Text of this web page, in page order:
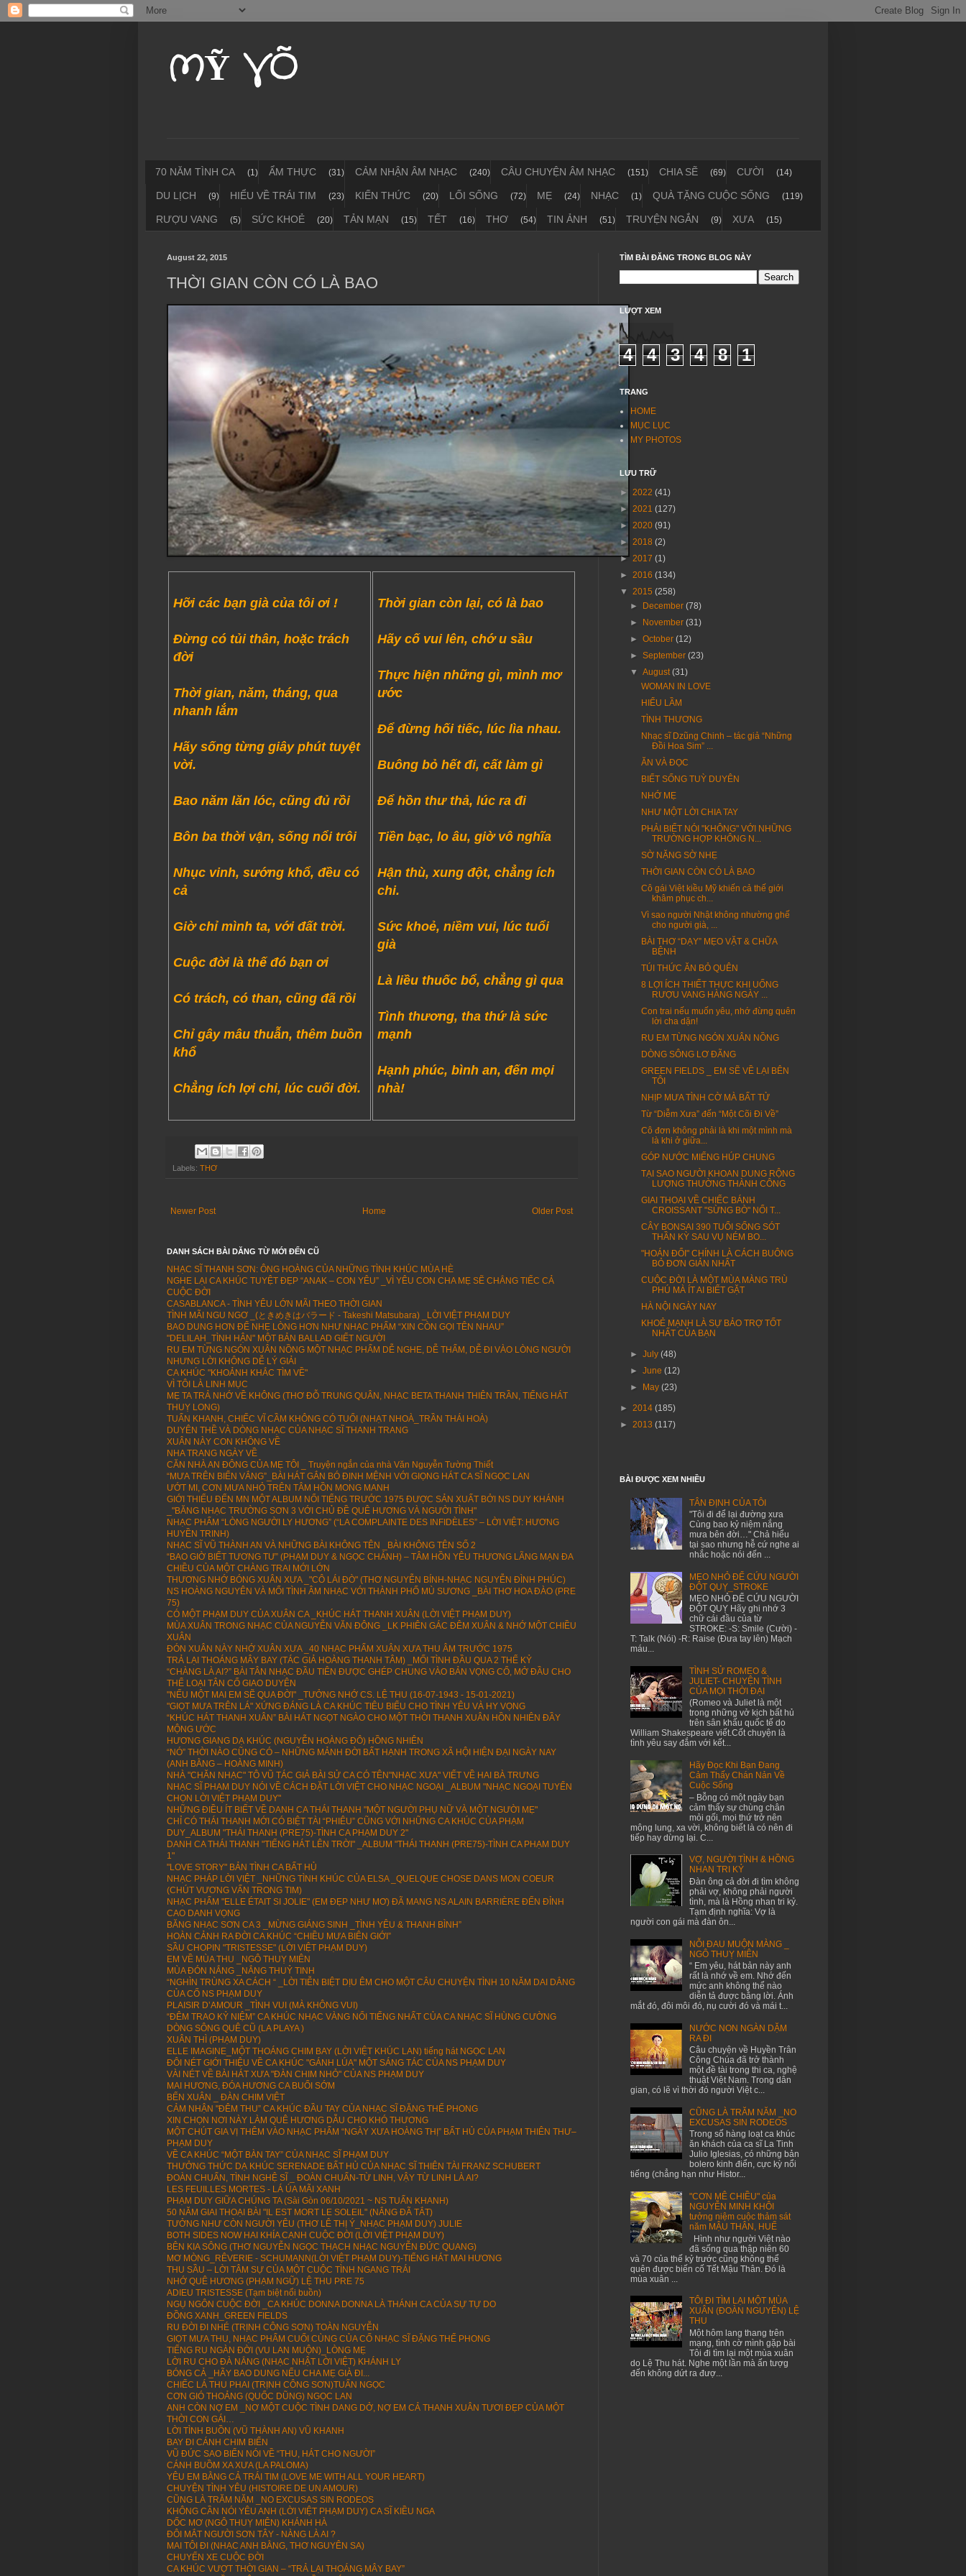
MỸ VÕ
70 NĂM TÌNH CA (1) ẨM THỰC (31) CẢM NHẬN ÂM NHẠC (240) CÂU CHUYỆN ÂM NHẠC (151) CHIA SẼ (69) CƯỜI (14)
DU LỊCH (9) HIỂU VỀ TRÁI TIM (23) KIẾN THỨC (20) LỐI SỐNG (72) MẸ (24) NHẠC (1) QUÀ TẶNG CUỘC SỐNG (119)
RƯỢU VANG (5) SỨC KHOẺ (20) TẢN MẠN (15) TẾT (16) THƠ (54) TIN ẢNH (51) TRUYỆN NGẮN (9) XƯA (15)
August 22, 2015
THỜI GIAN CÒN CÓ LÀ BAO
Hỡi các bạn già của tôi ơi !
Đừng có tủi thân, hoặc trách
đời
Thời gian, năm, tháng, qua
nhanh lắm
Hãy sống từng giây phút tuyệt
vời.
Bao năm lăn lóc, cũng đủ rồi
Bôn ba thời vận, sống nổi trôi
Nhục vinh, sướng khổ, đều có
cả
Giờ chỉ mình ta, với đất trời.
Cuộc đời là thế đó bạn ơi
Có trách, có than, cũng đã rồi
Chỉ gây mâu thuẫn, thêm buồn
khổ
Chẳng ích lợi chi, lúc cuối đời.
Thời gian còn lại, có là bao
Hãy cố vui lên, chớ u sầu
Thực hiện những gì, mình mơ
ước
Để đừng hối tiếc, lúc lìa nhau.
Buông bỏ hết đi, cất làm gì
Để hồn thư thả, lúc ra đi
Tiền bạc, lo âu, giờ vô nghĩa
Hận thù, xung đột, chẳng ích
chi.
Sức khoẻ, niềm vui, lúc tuổi
già
Là liều thuốc bổ, chẳng gì qua
Tình thương, tha thứ là sức
mạnh
Hạnh phúc, bình an, đến mọi
nhà!
Labels: THƠ
Newer Post Older Post
Home
DANH SÁCH BÀI DĂNG TỪ MỚI ĐẾN CŨ
NHẠC SĨ THANH SƠN: ÔNG HOÀNG CỦA NHỮNG TÌNH KHÚC MÙA HÈ
NGHE LẠI CA KHÚC TUYỆT ĐẸP “ANAK – CON YÊU” _VÌ YÊU CON CHA MẸ SẼ CHẲNG TIẾC CẢ
CUỘC ĐỜI
CASABLANCA - TÌNH YÊU LỚN MÃI THEO THỜI GIAN
TÌNH MÃI NGU NGƠ _(ときめきはバラード - Takeshi Matsubara) _LỜI VIỆT PHẠM DUY
BAO DUNG HƠN ĐỂ NHẸ LÒNG HƠN NHƯ NHẠC PHẨM “XIN CÒN GỌI TÊN NHAU”
"DELILAH_TÌNH HẬN" MỘT BẢN BALLAD GIẾT NGƯỜI
RU EM TỪNG NGÓN XUÂN NỒNG MỘT NHẠC PHẨM DỄ NGHE, DỄ THẤM, DỄ ĐI VÀO LÒNG NGƯỜI
NHƯNG LỜI KHÔNG DỄ LÝ GIẢI
CA KHÚC "KHOẢNH KHẮC TÌM VỀ"
VÌ TÔI LÀ LINH MỤC
MẸ TA TRẢ NHỚ VỀ KHÔNG (THƠ ĐỖ TRUNG QUÂN, NHẠC BETA THANH THIÊN TRẦN, TIẾNG HÁT
THUỴ LONG)
TUẤN KHANH, CHIẾC VĨ CẦM KHÔNG CÓ TUỔI (NHẠT NHOÀ_TRẦN THÁI HOÀ)
DUYÊN THỀ VÀ DÒNG NHẠC CỦA NHẠC SĨ THANH TRANG
XUÂN NÀY CON KHÔNG VỀ
NHA TRANG NGÀY VỀ
CĂN NHÀ AN ĐÔNG CỦA MẸ TÔI _ Truyện ngắn của nhà Văn Nguyễn Tường Thiết
“MƯA TRÊN BIỂN VẮNG”_BÀI HÁT GẮN BÓ ĐỊNH MỆNH VỚI GIỌNG HÁT CA SĨ NGỌC LAN
ƯỚT MI, CƠN MƯA NHỎ TRÊN TÂM HỒN MONG MANH
GIỚI THIẾU ĐẾN MN MỘT ALBUM NỔI TIẾNG TRƯỚC 1975 ĐƯỢC SẢN XUẤT BỞI NS DUY KHÁNH
_"BĂNG NHẠC TRƯỜNG SƠN 3 VỚI CHỦ ĐỀ QUÊ HƯƠNG VÀ NGƯỜI TÌNH"
NHẠC PHẨM “LÒNG NGƯỜI LY HƯƠNG” (“LA COMPLAINTE DES INFIDÈLES” – LỜI VIỆT: HƯƠNG
HUYỀN TRINH)
NHẠC SĨ VŨ THÀNH AN VÀ NHỮNG BÀI KHÔNG TÊN _BÀI KHÔNG TÊN SỐ 2
“BAO GIỜ BIẾT TƯƠNG TƯ” (PHẠM DUY & NGỌC CHÁNH) – TÂM HỒN YÊU THƯƠNG LÃNG MẠN ĐA
CHIỀU CỦA MỘT CHÀNG TRAI MỚI LỚN
THƯƠNG NHỚ BÓNG XUÂN XƯA _"CÔ LÁI ĐÒ" (THƠ NGUYỄN BÍNH-NHẠC NGUYỄN ĐÌNH PHÚC)
NS HOÀNG NGUYÊN VÀ MỐI TÌNH ÂM NHẠC VỚI THÀNH PHỐ MÙ SƯƠNG _BÀI THƠ HOA ĐÀO (PRE
75)
CÓ MỘT PHẠM DUY CỦA XUÂN CA _KHÚC HÁT THANH XUÂN (LỜI VIỆT PHẠM DUY)
MÙA XUÂN TRONG NHẠC CỦA NGUYỄN VĂN ĐÔNG _LK PHIÊN GÁC ĐÊM XUÂN & NHỚ MỘT CHIỀU
XUÂN
ĐÓN XUÂN NÀY NHỚ XUÂN XƯA _40 NHẠC PHẨM XUÂN XƯA THU ÂM TRƯỚC 1975
TRẢ LẠI THOÁNG MÂY BAY (TÁC GIẢ HOÀNG THANH TÂM) _MỐI TÌNH ĐẦU QUA 2 THẾ KỶ
“CHÀNG LÀ AI?” BÀI TÂN NHẠC ĐẦU TIÊN ĐƯỢC GHÉP CHUNG VÀO BẢN VỌNG CỔ, MỞ ĐẦU CHO
THỂ LOẠI TÂN CỔ GIAO DUYÊN
"NẾU MỘT MAI EM SẼ QUA ĐỜI" _TƯỞNG NHỚ CS. LỆ THU (16-07-1943 - 15-01-2021)
"GIỌT MƯA TRÊN LÁ" XỨNG ĐÁNG LÀ CA KHÚC TIÊU BIỂU CHO TÌNH YÊU VÀ HY VỌNG
“KHÚC HÁT THANH XUÂN” BÀI HÁT NGỌT NGÀO CHO MỘT THỜI THANH XUÂN HỒN NHIÊN ĐẦY
MỘNG ƯỚC
HƯƠNG GIANG DẠ KHÚC (NGUYỄN HOÀNG ĐÔ) HỒNG NHIÊN
“NÓ” THỜI NÀO CŨNG CÓ – NHỮNG MẢNH ĐỜI BẤT HẠNH TRONG XÃ HỘI HIỆN ĐẠI NGÀY NAY
(ANH BẰNG – HOÀNG MINH)
NHÀ "CHĂN NHẠC" TÔ VŨ TÁC GIẢ BÀI SỬ CA CÓ TÊN"NHẠC XƯA" VIẾT VỀ HAI BÀ TRƯNG
NHẠC SĨ PHẠM DUY NÓI VỀ CÁCH ĐẶT LỜI VIỆT CHO NHẠC NGOẠI _ALBUM "NHẠC NGOẠI TUYỂN
CHỌN LỜI VIỆT PHẠM DUY"
NHỮNG ĐIỀU ÍT BIẾT VỀ DANH CA THÁI THANH "MỘT NGƯỜI PHỤ NỮ VÀ MỘT NGƯỜI MẸ"
CHỈ CÓ THÁI THANH MỚI CÓ BIỆT TÀI “PHIÊU” CŨNG VỚI NHỮNG CA KHÚC CỦA PHẠM
DUY_ALBUM "THÁI THANH (PRE75)-TÌNH CA PHẠM DUY 2"
DANH CA THÁI THANH "TIẾNG HÁT LÊN TRỜI" _ALBUM "THÁI THANH (PRE75)-TÌNH CA PHẠM DUY
1"
"LOVE STORY" BẢN TÌNH CA BẤT HỦ
NHẠC PHÁP LỜI VIỆT _NHỮNG TÌNH KHÚC CỦA ELSA _QUELQUE CHOSE DANS MON COEUR
(CHÚT VƯƠNG VẤN TRONG TIM)
NHẠC PHẨM "ELLE ÉTAIT SI JOLIE" (EM ĐẸP NHƯ MƠ) ĐÃ MANG NS ALAIN BARRIÈRE ĐẾN ĐỈNH
CAO DANH VỌNG
BĂNG NHẠC SƠN CA 3 _MỪNG GIÁNG SINH _TÌNH YÊU & THANH BÌNH”
HOÀN CẢNH RA ĐỜI CA KHÚC “CHIỀU MƯA BIÊN GIỚI”
SẦU CHOPIN "TRISTESSE" (LỜI VIỆT PHẠM DUY)
EM VỀ MÙA THU _NGÔ THUỴ MIÊN
MÙA ĐÓN NẮNG _NẮNG THUỶ TINH
“NGHÌN TRÙNG XA CÁCH “ _LỜI TIỄN BIỆT DỊU ÊM CHO MỘT CÂU CHUYỆN TÌNH 10 NĂM DAI DẲNG
CỦA CỐ NS PHẠM DUY
PLAISIR D’AMOUR _TÌNH VUI (MÀ KHÔNG VUI)
“ĐÊM TRAO KỶ NIỆM” CA KHÚC NHẠC VÀNG NỔI TIẾNG NHẤT CỦA CA NHẠC SĨ HÙNG CƯỜNG
DÒNG SÔNG QUÊ CŨ (LA PLAYA )
XUÂN THÌ (PHẠM DUY)
ELLE IMAGINE_MỘT THOÁNG CHIM BAY (LỜI VIỆT KHÚC LAN) tiếng hát NGỌC LAN
ĐÔI NÉT GIỚI THIỆU VỀ CA KHÚC "GÁNH LÚA" MỘT SÁNG TÁC CỦA NS PHẠM DUY
VÀI NÉT VỀ BÀI HÁT XƯA "ĐÀN CHIM NHỎ" CỦA NS PHẠM DUY
MAI HƯƠNG, ĐÓA HƯƠNG CA BUỔI SỚM
BẾN XUÂN _ ĐÀN CHIM VIỆT
CẢM NHẬN "ĐÊM THU” CA KHÚC ĐẦU TAY CỦA NHẠC SĨ ĐẶNG THẾ PHONG
XIN CHỌN NƠI NÀY LÀM QUÊ HƯƠNG DẪU CHO KHÓ THƯƠNG
MỘT CHÚT GIA VỊ THÊM VÀO NHẠC PHẨM “NGÀY XƯA HOÀNG THỊ” BẤT HỦ CỦA PHẠM THIÊN THƯ–
PHẠM DUY
VỀ CA KHÚC “MỘT BÀN TAY” CỦA NHẠC SĨ PHẠM DUY
THƯỞNG THỨC DẠ KHÚC SERENADE BẤT HỦ CỦA NHẠC SĨ THIÊN TÀI FRANZ SCHUBERT
ĐOÀN CHUẨN, TÌNH NGHỆ SĨ _ ĐOÀN CHUẨN-TỪ LINH, VẬY TỪ LINH LÀ AI?
LES FEUILLES MORTES - LÁ ÚA MÃI XANH
PHẠM DUY GIỮA CHÚNG TA (Sài Gòn 06/10/2021 ~ NS TUẤN KHANH)
50 NĂM GIAI THOẠI BÀI "IL EST MORT LE SOLEIL" (NẮNG ĐÃ TẮT)
TƯỞNG NHƯ CÒN NGƯỜI YÊU (THƠ LÊ THỊ Ý_NHẠC PHẠM DUY) JULIE
BOTH SIDES NOW HAI KHÍA CẠNH CUỘC ĐỜI (LỜI VIỆT PHẠM DUY)
BÊN KIA SÔNG (THƠ NGUYỄN NGỌC THẠCH NHẠC NGUYỄN ĐỨC QUANG)
MƠ MÒNG_RÊVERIE - SCHUMANN(LỜI VIỆT PHẠM DUY)-TIẾNG HÁT MAI HƯƠNG
THU SẦU – LỜI TÂM SỰ CỦA MỘT CUỘC TÌNH NGANG TRÁI
NHỚ QUÊ HƯƠNG (PHẠM NGỮ) LỆ THU PRE 75
ADIEU TRISTESSE (Tạm biệt nổi buồn)
NGỤ NGÔN CUỘC ĐỜI _CA KHÚC DONNA DONNA LÀ THÁNH CA CỦA SỰ TỰ DO
ĐỒNG XANH_GREEN FIELDS
RU ĐỜI ĐI NHÉ (TRỊNH CÔNG SƠN) TOÀN NGUYỄN
GIỌT MƯA THU, NHẠC PHẨM CUỐI CÙNG CỦA CỐ NHẠC SĨ ĐẶNG THẾ PHONG
TIẾNG RU NGÀN ĐỜI (VU LAN MUỘN)_LÒNG MẸ
LỜI RU CHO ĐÀ NẲNG (NHẠC NHẬT LỜI VIỆT) KHÁNH LY
BÓNG CẢ _HÃY BAO DUNG NẾU CHA MẸ GIÀ ĐI...
CHIẾC LÁ THU PHAI (TRỊNH CÔNG SƠN)TUẤN NGỌC
CƠN GIÓ THOẢNG (QUỐC DŨNG) NGỌC LAN
ANH CÒN NỢ EM _NỢ MỘT CUỘC TÌNH DANG DỞ, NỢ EM CẢ THANH XUÂN TƯƠI ĐẸP CỦA MỘT
THỜI CON GÁI…
LỜI TÌNH BUỒN (VŨ THÀNH AN) VŨ KHANH
BAY ĐI CÁNH CHIM BIỂN
VŨ ĐỨC SAO BIỂN NÓI VỀ “THU, HÁT CHO NGƯỜI”
CÁNH BUỒM XA XƯA (LA PALOMA)
YÊU EM BẰNG CẢ TRÁI TIM (LOVE ME WITH ALL YOUR HEART)
CHUYỆN TÌNH YÊU (HISTOIRE DE UN AMOUR)
CŨNG LÀ TRĂM NĂM _NO EXCUSAS SIN RODEOS
KHÔNG CẦN NÓI YÊU ANH (LỜI VIỆT PHẠM DUY) CA SĨ KIỀU NGA
DỐC MƠ (NGÔ THUỴ MIÊN) KHÁNH HÀ
ĐÔI MẮT NGƯỜI SƠN TÂY - NÀNG LÀ AI ?
MAI TÔI ĐI (NHẠC ANH BẰNG, THƠ NGUYÊN SA)
CHUYẾN XE CUỘC ĐỜI
CA KHÚC VƯỢT THỜI GIAN – “TRẢ LẠI THOÁNG MÂY BAY”
TÌM BÀI ĐĂNG TRONG BLOG NÀY
LƯỢT XEM
4 4 3 4 8 1
TRANG
HOME
MỤC LỤC
MY PHOTOS
LƯU TRỮ
► 2022 (41)
► 2021 (127)
► 2020 (91)
► 2018 (2)
► 2017 (1)
► 2016 (134)
▼ 2015 (258)
►
December(78)
►
November(31)
►October(12)
►September(23)
▼August(31)
WOMAN IN LOVE
HIỂU LẦM
TÌNH THƯƠNG
Nhạc sĩ Dzũng Chinh – tác giả “Những
Đồi Hoa Sim” ...
ĂN VÀ ĐỌC
BIẾT SỐNG TUỲ DUYÊN
NHỚ MẸ
NHƯ MỘT LỜI CHIA TAY
PHẢI BIẾT NÓI "KHÔNG" VỚI NHỮNG
TRƯỜNG HỢP KHÔNG N...
SỜ NẶNG SỜ NHẸ
THỜI GIAN CÒN CÓ LÀ BAO
Cô gái Việt kiều Mỹ khiến cả thế giới
khâm phục ch...
Vì sao người Nhật không nhường ghế
cho người già, ...
BÀI THƠ “DẠY” MẸO VẶT & CHỮA
BỆNH
TÚI THỨC ĂN BỎ QUÊN
8 LỢI ÍCH THIẾT THỰC KHI UỐNG
RƯỢU VANG HÀNG NGÀY ...
Con trai nếu muốn yêu, nhớ đừng quên
lời cha dặn!
RU EM TỪNG NGÓN XUÂN NỒNG
DÒNG SÔNG LƠ ĐÃNG
GREEN FIELDS _ EM SẼ VỀ LẠI BÊN
TÔI
NHỊP MƯA TÌNH CỜ MÀ BẤT TỬ
Từ “Diễm Xưa” đến “Một Cõi Đi Về”
Cô đơn không phải là khi một mình mà
là khi ở giữa...
GÓP NƯỚC MIẾNG HÚP CHUNG
TẠI SAO NGƯỜI KHOAN DUNG RỘNG
LƯỢNG THƯỜNG THÀNH CÔNG
GIAI THOẠI VỀ CHIẾC BÁNH
CROISSANT "SỪNG BÒ" NỔI T...
CÂY BONSAI 390 TUỔI SỐNG SÓT
THẦN KỲ SAU VỤ NÉM BO...
"HOÁN ĐỔI" CHÍNH LÀ CÁCH BUÔNG
BỎ ĐƠN GIẢN NHẤT
CUỘC ĐỜI LÀ MỘT MÙA MÀNG TRÙ
PHÚ MÀ ÍT AI BIẾT GẶT
HÀ NỘI NGÀY NAY
KHOẺ MẠNH LÀ SỰ BẢO TRỢ TỐT
NHẤT CỦA BẠN
►July(48)
►June(12)
►
May(23)
► 2014 (185)
► 2013 (117)
BÀI ĐƯỢC XEM NHIỀU
TÂN ĐỊNH CỦA TÔI
"Tôi đi để lại đường xưa
Cùng bao kỷ niệm nắng
mưa bên đời…" Chả hiểu
tại sao nhưng hễ cứ nghe ai
nhắc hoặc nói đến ...
MẸO NHỎ ĐỂ CỨU NGƯỜI
ĐỘT QUỴ_STROKE
MẸO NHỎ ĐỂ CỨU NGƯỜI
ĐỘT QUỴ Hãy ghi nhớ 3
chữ cái đầu của từ
STROKE: -S: Smile (Cười) -
T: Talk (Nói) -R: Raise (Đưa tay lên) Mạch
máu...
TÌNH SỬ ROMEO &
JULIET- CHUYỆN TÌNH
CỦA MỌI THỜI ĐẠI
(Romeo và Juliet là một
trong những vở kịch bất hủ
trên sân khấu quốc tế do
William Shakespeare viết.Cốt chuyện là
tình yêu say đắm với kết...
Hãy Đọc Khi Bạn Đang
Cảm Thấy Chán Nản Về
Cuộc Sống
– Bỗng có một ngày bạn
cảm thấy sự chùng chân
mỏi gối, mọi thứ trở nên
mông lung, xa vời, không biết là có nên đi
tiếp hay dừng lại. C...
VỢ, NGƯỜI TÌNH & HỒNG
NHAN TRI KỶ
Đàn ông cả đời đi tìm không
phải vợ, không phải người
tình, mà là Hồng nhan tri kỷ.
Tạm định nghĩa: Vợ là
người con gái mà đàn ôn...
NỖI ĐAU MUỘN MÀNG _
NGÔ THUỴ MIÊN
“ Em yêu, hát bản này anh
rất là nhớ về em. Nhớ đến
mức anh không thể nào
diễn tả được bằng lời. Ánh
mắt đó, đôi môi đó, nụ cười đó và mái t...
NƯỚC NON NGÀN DẶM
RA ĐI
Câu chuyện về Huyền Trân
Công Chúa đã trở thành
một đề tài trong thi ca, nghệ
thuật Việt Nam. Trong dân
gian, có lẽ vì thời đó người Việt c...
CŨNG LÀ TRĂM NĂM _NO
EXCUSAS SIN RODEOS
Trong số hàng loạt ca khúc
ăn khách của ca sĩ La Tinh
Julio Iglesias, có những bản
bolero kinh điển, cực kỳ nổi
tiếng (chẳng hạn như Histor...
"CƠN MÊ CHIỀU" của
NGUYỄN MINH KHÔI
tưởng niệm cuộc thảm sát
năm MẬU THÂN, HUẾ
Hình như người Việt nào
đã sống qua thập niên 60
và 70 của thế kỷ trước cũng không thể
quên được biến cố Tết Mậu Thân. Đó là
mùa xuân ...
TÔI ĐI TÌM LẠI MỘT MÙA
XUÂN (ĐOÀN NGUYÊN) LỆ
THU
Một hôm lang thang trên
mạng, tình cờ mình gặp bài
Tôi đi tìm lại một mùa xuân
do Lệ Thu hát. Nghe một lần mà ấn tượg
đến không dứt ra đượ...